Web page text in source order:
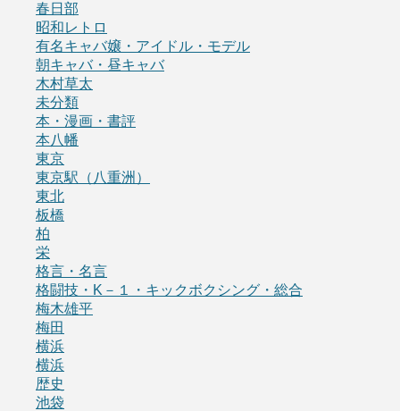
春日部
昭和レトロ
有名キャバ嬢・アイドル・モデル
朝キャバ・昼キャバ
木村草太
未分類
本・漫画・書評
本八幡
東京
東京駅（八重洲）
東北
板橋
柏
栄
格言・名言
格闘技・K－１・キックボクシング・総合
梅木雄平
梅田
横浜
横浜
歴史
池袋